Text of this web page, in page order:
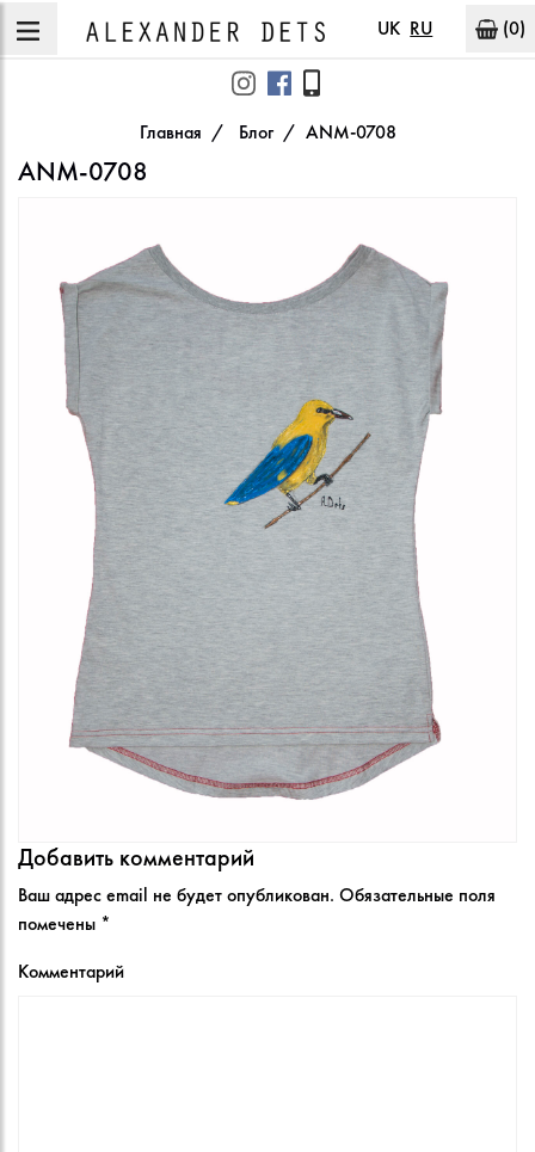
UK RU (0)
Главная Блог ANM-0708
ANM-0708
Добавить комментарий
Ваш адрес email не будет опубликован. Обязательные поля
помечены *
Комментарий